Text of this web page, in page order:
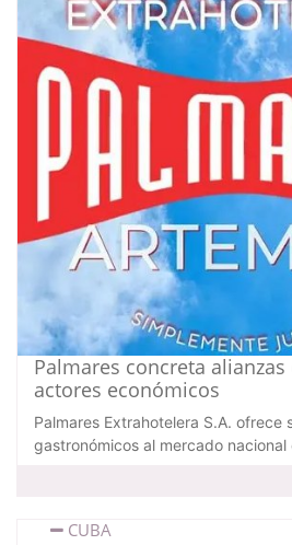
Palmares concreta
actores económicos
Palmares Extrahotelera S.A. ofrece
gastronómicos al mercado nacional
CUBA